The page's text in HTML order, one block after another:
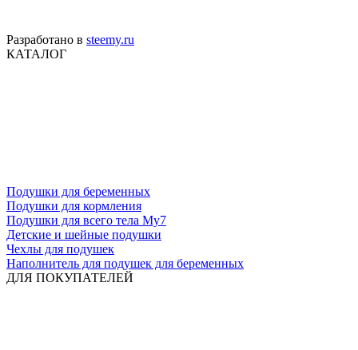
Разработано в steemy.ru
КАТАЛОГ
Подушки для беременных
Подушки для кормления
Подушки для всего тела My7
Детские и шейные подушки
Чехлы для подушек
Наполнитель для подушек для беременных
ДЛЯ ПОКУПАТЕЛЕЙ